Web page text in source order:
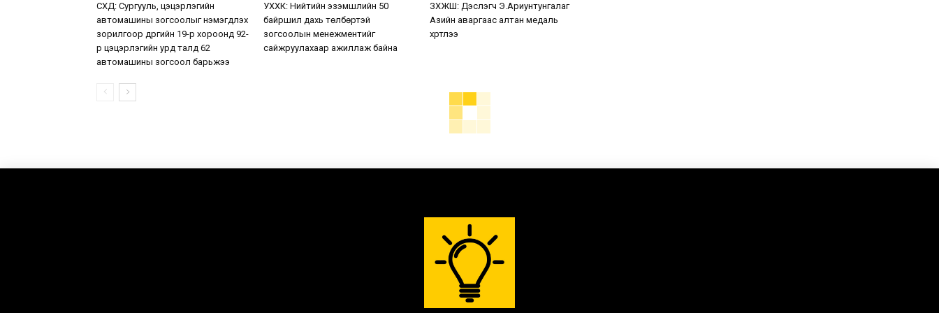
СХД: Сургууль, цэцэрлэгийн
автомашины зогсоолыг нэмэгдүүлэх
зорилгоор дүүргийн 19-р хороонд 92-
р цэцэрлэгийн урд талд 62
автомашины зогсоол барьжээ
УХХК: Нийтийн эзэмшлийн 50
байршил дахь төлбөртэй
зогсоолын менежментийг
сайжруулахаар ажиллаж байна
ЗХЖШ: Дэслэгч Э.Ариунтунгалаг
Азийн аваргаас алтан медаль
хүртлээ